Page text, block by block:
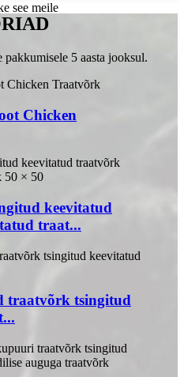
see meile
5 aasta jooksul.
Chicken
keevitatud
traat...
traatvõrk tsingitud